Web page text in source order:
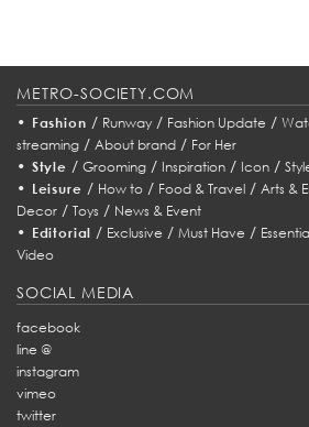
METRO-SOCIETY.COM
• Fashion / Runway/ Fashion Update /
streaming / About brand / For Her
• Style / Grooming/ Inspiration/ Icon/
• Leisure / How to/ Food & Travel/ Arts &
Decor / Toys / News & Event
• Editorial / Exclusive /Must Have /
Video
SOCIAL MEDIA
facebook
line @
instagram
vimeo
twitter